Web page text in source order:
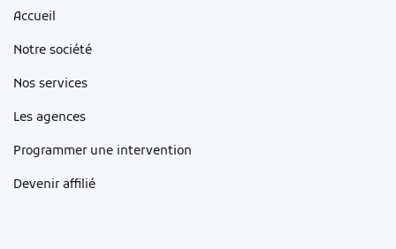
Accueil
Notre société
Nos services
Les agences
Programmer une intervention
Devenir affilié